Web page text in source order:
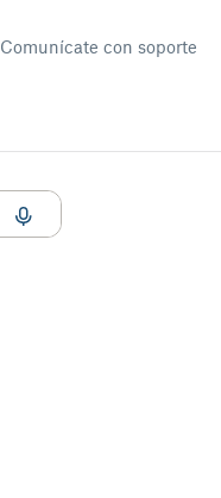
Comunícate con soporte